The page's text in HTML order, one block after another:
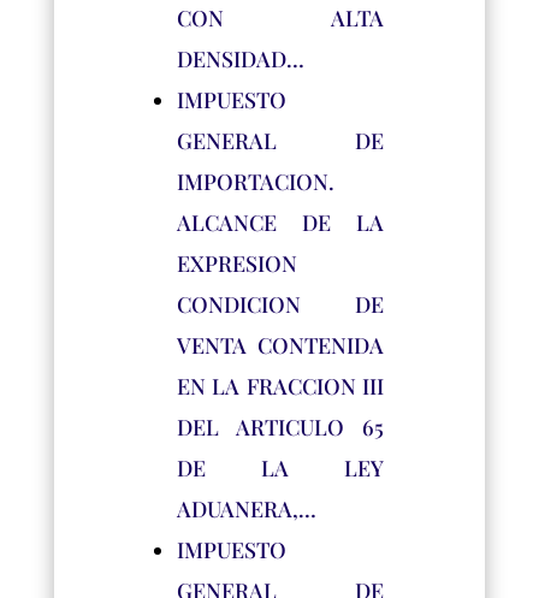
CON ALTA
DENSIDAD…
IMPUESTO
GENERAL DE
IMPORTACION.
ALCANCE DE LA
EXPRESION
CONDICION DE
VENTA CONTENIDA
EN LA FRACCION III
DEL ARTICULO 65
DE LA LEY
ADUANERA,…
IMPUESTO
GENERAL DE